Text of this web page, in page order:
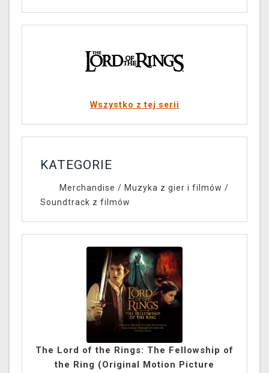
Wszystko z tej serii
KATEGORIE
Merchandise / Muzyka z gier i filmów /
Soundtrack z filmów
The Lord of the Rings: The Fellowship of
the Ring (Original Motion Picture